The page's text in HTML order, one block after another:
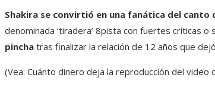
Shakira se convirtió en una fanática del
denominada ‘tiradera’ 8pista con fuertes críticas
pincha tras finalizar la relación de 12 años que
(Vea: Cuánto dinero deja la reproducción del video